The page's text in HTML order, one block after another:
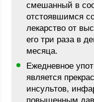
смешанный в
отстоявшимся
лекарство от
его три раза в
месяца.
Ежедневное
является
инсультов,